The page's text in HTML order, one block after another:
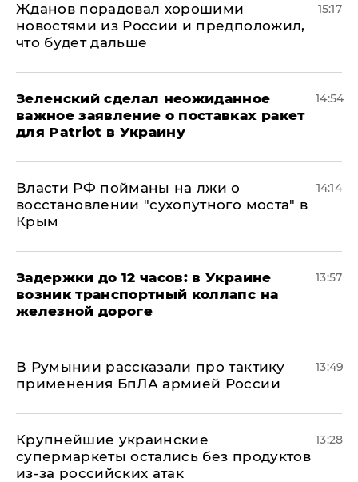
Жданов порадовал хорошими
новостями из России и предположил,
что будет дальше
15:17
Зеленский сделал неожиданное
важное заявление о поставках ракет
для Patriot в Украину
14:54
Власти РФ пойманы на лжи о
восстановлении "сухопутного моста" в
Крым
14:14
Задержки до 12 часов: в Украине
возник транспортный коллапс на
железной дороге
13:57
В Румынии рассказали про тактику
применения БпЛА армией России
13:49
Крупнейшие украинские
супермаркеты остались без продуктов
из-за российских атак
13:28